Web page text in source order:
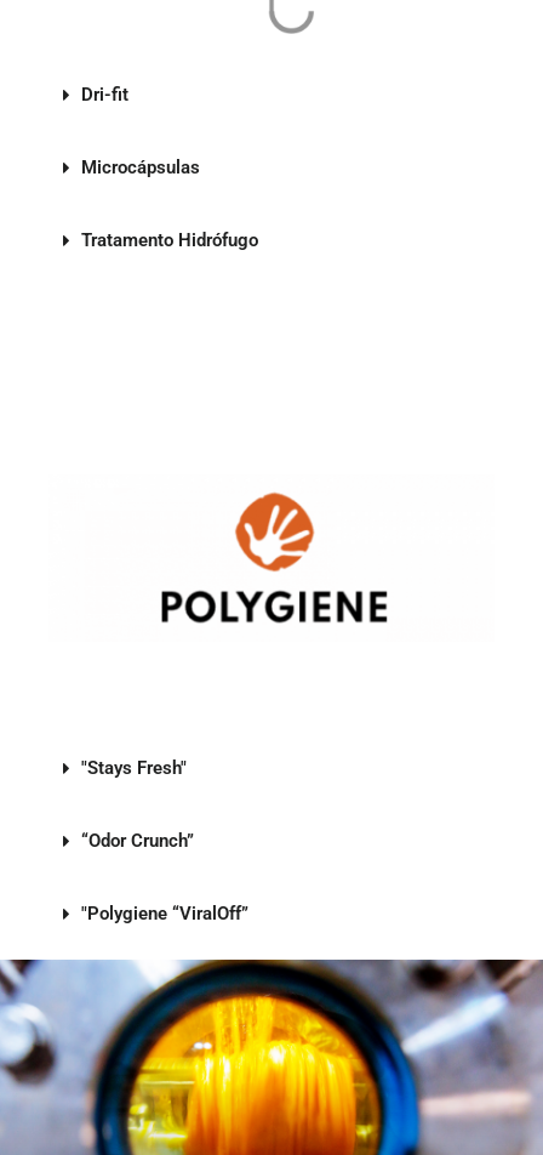
Dri-fit
Microcápsulas
Tratamento Hidrófugo
"Stays Fresh"
“Odor Crunch”
"Polygiene “ViralOff”